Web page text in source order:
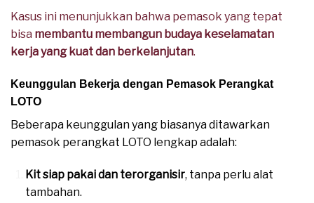
Kasus ini menunjukkan bahwa pemasok yang tepat
bisa membantu membangun budaya keselamatan
kerja yang kuat dan berkelanjutan.
Keunggulan Bekerja dengan Pemasok Perangkat
LOTO
Beberapa keunggulan yang biasanya ditawarkan
pemasok perangkat LOTO lengkap adalah:
Kit siap pakai dan terorganisir, tanpa perlu alat
tambahan.